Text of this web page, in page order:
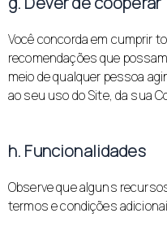
Você concorda em cumprir
recomendações que
meio de qualquer pessoa
ao seu uso do Site, da sua
h. Funcionalidades
Observe que alguns
termos e condições